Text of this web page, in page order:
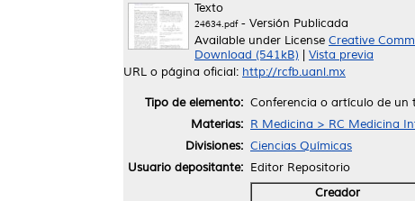
Texto
24634.pdf- Versión Publicada
Available under License Creative
Download (541kB)
Vista previa
URL o página oficial: http://rcfb.uanl.mx
Tipo de elemento: Conferencia o artículo de un
Materias: R Medicina > RC Medicina
Divisiones: Ciencias Químicas
Usuario depositante: Editor Repositorio
Creador